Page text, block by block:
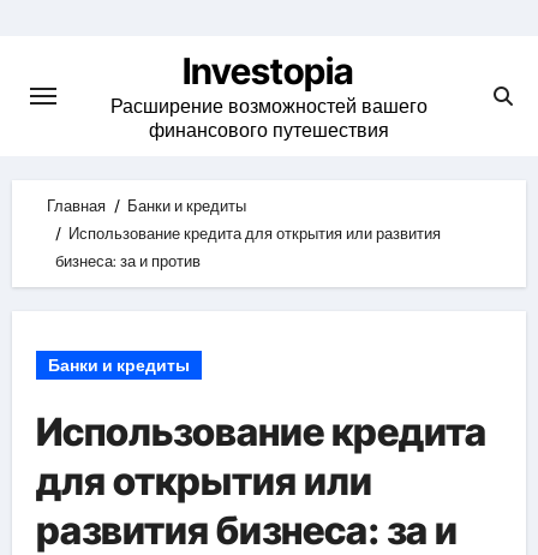
content
Investopia
Расширение возможностей вашего
финансового путешествия
Главная
Банки и кредиты
Использование кредита для открытия или развития
бизнеса: за и против
Банки и кредиты
Использование кредита
для открытия или
развития бизнеса: за и